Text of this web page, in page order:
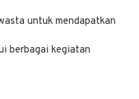
untuk mendapatkan
berbagai kegiatan